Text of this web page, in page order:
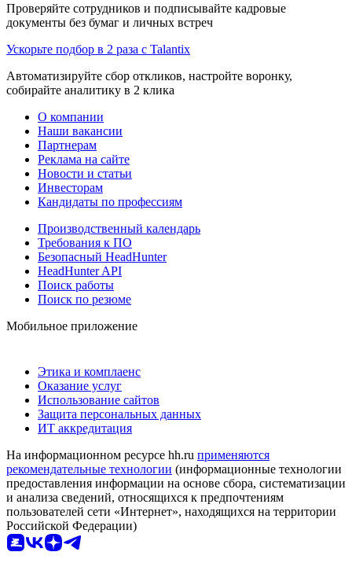
Проверяйте сотрудников и подписывайте кадровые
документы без бумаг и личных встреч
Ускорьте подбор в 2 раза с Talantix
Автоматизируйте сбор откликов, настройте воронку,
собирайте аналитику в 2 клика
О компании
Наши вакансии
Партнерам
Реклама на сайте
Новости и статьи
Инвесторам
Кандидаты по профессиям
Производственный календарь
Требования к ПО
Безопасный HeadHunter
HeadHunter API
Поиск работы
Поиск по резюме
Мобильное приложение
Этика и комплаенс
Оказание услуг
Использование сайтов
Защита персональных данных
ИТ аккредитация
На информационном ресурсе hh.ru применяются
рекомендательные технологии (информационные технологии
предоставления информации на основе сбора, систематизации
и анализа сведений, относящихся к предпочтениям
пользователей сети «Интернет», находящихся на территории
Российской Федерации)